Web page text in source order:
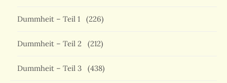
Dummheit – Teil 1 (226)
Dummheit – Teil 2 (212)
Dummheit – Teil 3 (438)